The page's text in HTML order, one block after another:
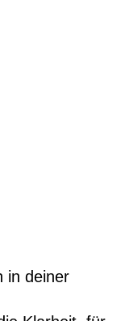
in deiner